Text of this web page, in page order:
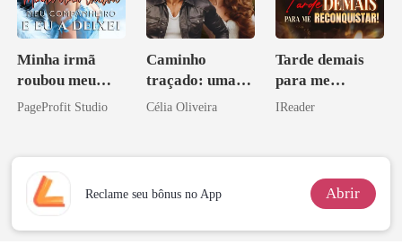
Minha irmã
roubou meu
companheiro e
PageProfit Studio
Caminho
traçado: uma
babá na fazenda
Célia Oliveira
Tarde demais
para me
reconquistar!
IReader
Reclame seu bônus no App Abrir